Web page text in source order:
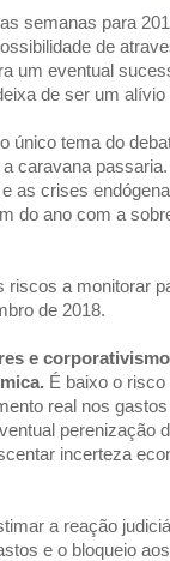
semanas para
de
um eventual
de ser um
único tema do
caravana
as crises
do ano com a
riscos a monitorar
de 2018.
e
É baixo o
real nos
perenização
incerteza
a reação
e o bloqueio